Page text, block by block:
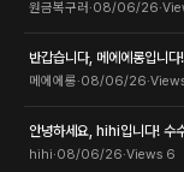
원금복구러·08/06/26·
반갑습니다, 메에에롱입니
메에에롱·08/06/26·
안녕하세요, hihi입니다! 수
hihi·08/06/26·Views 6